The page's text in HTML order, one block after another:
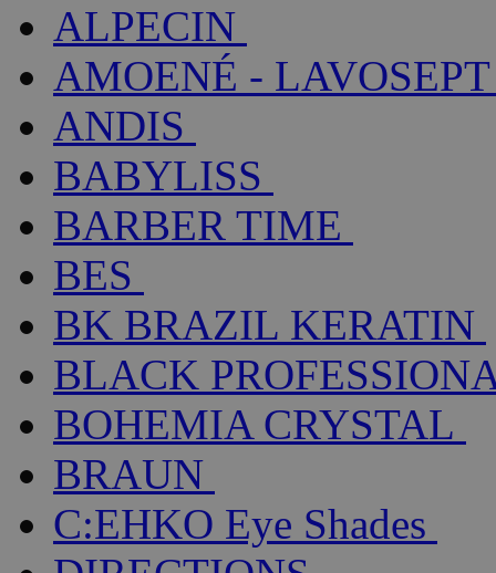
ALPECIN
AMOENÉ - LAVOSEPT
ANDIS
BABYLISS
BARBER TIME
BES
BK BRAZIL KERATIN
BLACK
BOHEMIA CRYSTAL
BRAUN
C:EHKO Eye Shades